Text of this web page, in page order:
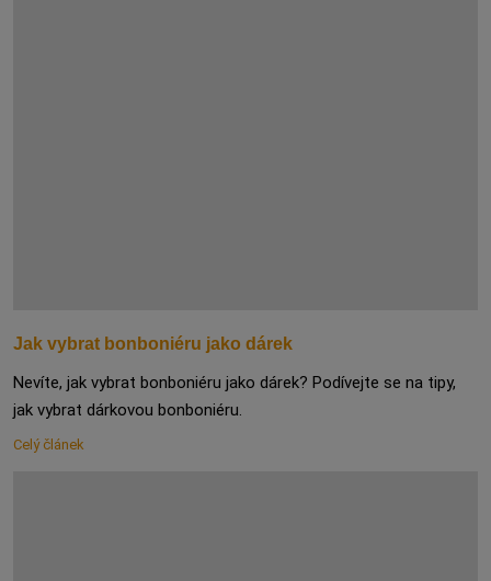
Jak vybrat bonboniéru jako dárek
Nevíte, jak vybrat bonboniéru jako dárek? Podívejte se na tipy,
jak vybrat dárkovou bonboniéru.
Celý článek